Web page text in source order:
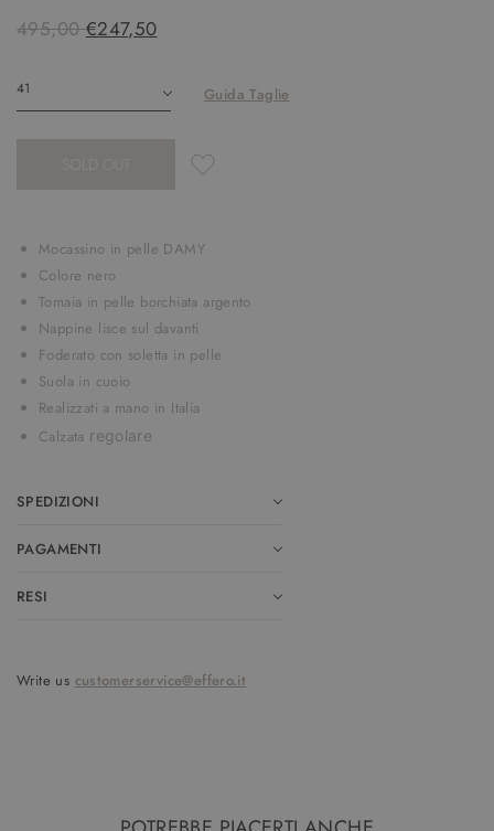
495,00 €247,50
Guida Taglie
Mocassino in pelle DAMY
Colore nero
Tomaia in pelle borchiata argento
Nappine lisce sul davanti
Foderato con soletta in pelle
Suola in cuoio
Realizzati a mano in Italia
Calzata regolare
SPEDIZIONI
PAGAMENTI
RESI
Write us customerservice@effero.it